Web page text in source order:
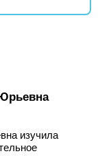
изучила